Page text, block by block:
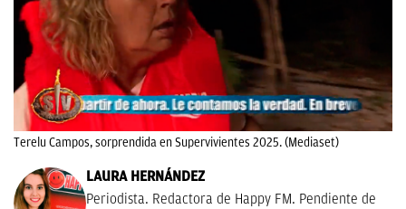
Terelu Campos, sorprendida en Supervivientes 2025. (Mediaset)
LAURA HERNÁNDEZ
Periodista. Redactora de Happy FM. Pendiente de